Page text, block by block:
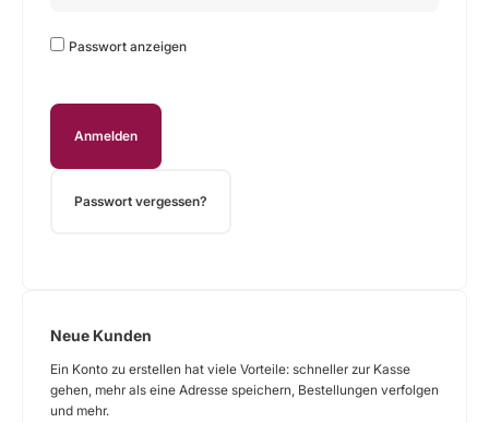
Passwort anzeigen
Anmelden
Passwort vergessen?
Neue Kunden
Ein Konto zu erstellen hat viele Vorteile: schneller zur Kasse
gehen, mehr als eine Adresse speichern, Bestellungen verfolgen
und mehr.